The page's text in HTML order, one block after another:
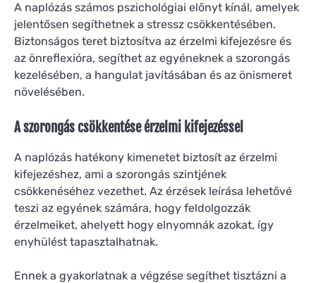
A naplózás számos pszichológiai előnyt kínál, amelyek
jelentősen segíthetnek a stressz csökkentésében.
Biztonságos teret biztosítva az érzelmi kifejezésre és
az önreflexióra, segíthet az egyéneknek a szorongás
kezelésében, a hangulat javításában és az önismeret
növelésében.
A szorongás csökkentése érzelmi kifejezéssel
A naplózás hatékony kimenetet biztosít az érzelmi
kifejezéshez, ami a szorongás szintjének
csökkenéséhez vezethet. Az érzések leírása lehetővé
teszi az egyének számára, hogy feldolgozzák
érzelmeiket, ahelyett hogy elnyomnák azokat, így
enyhülést tapasztalhatnak.
Ennek a gyakorlatnak a végzése segíthet tisztázni a